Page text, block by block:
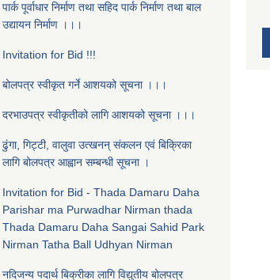
पार्क पूर्वाधार निर्माण तथा सहिद पार्क निर्माण तथा बाल
उद्यायन निर्माण ।।।
Invitation for Bid !!!
बोलपत्र स्वीकृत गर्ने आशयको सूचना ।।।
दरभाउपत्र स्वीकृतीको लागि आशयको सूचना ।।।
ढुंगा, गिट्टी, वालुवा उत्खनन् संकलन एव‌ं बिक्रिका
लागि बोलपत्र आह्वान सम्बन्धी सूचना ।
Invitation for Bid - Thada Damaru Daha
Parishar ma Purwadhar Nirman thada
Thada Damaru Daha Sangai Sahid Park
Nirman Tatha Ball Udhyan Nirman
नदिजन्य पदार्थ बिक्रीका लागि विद्युतीय बोलपत्र